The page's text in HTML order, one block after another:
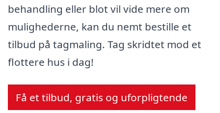
behandling eller blot vil vide mere om
mulighederne, kan du nemt bestille et
tilbud på tagmaling. Tag skridtet mod et
flottere hus i dag!
Få et tilbud, gratis og uforpligtende